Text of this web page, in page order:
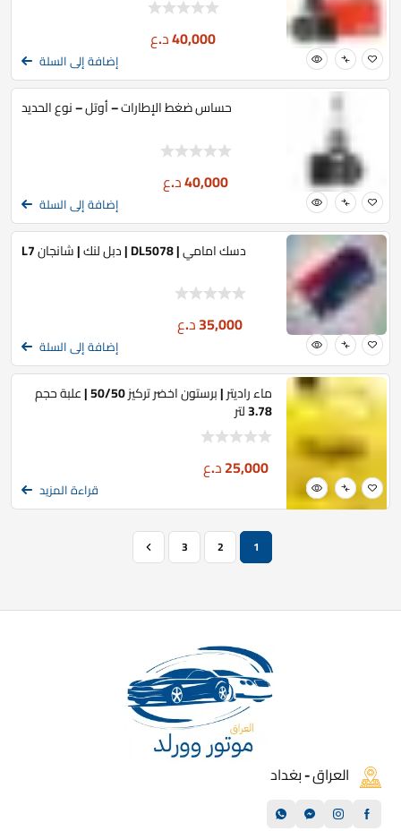
40,000د.ع
إضافة إلى السلة
حساس ضغط الإطارات – أوتل – نوع الحديد
40,000د.ع
إضافة إلى السلة
دسك امامي | DL5078 | دبل لنك | شانجان L7
35,000د.ع
إضافة إلى السلة
ماء راديتر | برستون اخضر تركيز 50/50 | علبة حجم
3.78 لتر
25,000د.ع
قراءة المزيد
1
2
3
العراق - بغداد